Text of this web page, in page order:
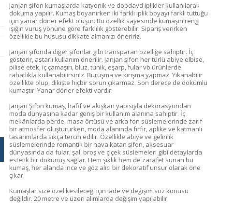
Janjan şifon kumaşlarda katyonik ve dopdayd iplikler kullanılarak
dokuma yapılır. Kumaş boyanırken iki farklı iplik boyayı farklı tuttuğu
için yanar döner efekt oluşur. Bu özellik sayesinde kumaşın rengi
ışığın vuruş yönüne göre farklılık gösterebilir. Sipariş verirken
özellikle bu hususu dikkate almanızı öneririz.
Janjan şifonda diğer şifonlar gibi transparan özelliğe sahiptir. İç
gösterir, astarlı kullanım önerilir. Janjan şifon her türlü abiye elbise,
pilise etek, iç çamaşırı, bluz, tunik, eşarp, fular vb ürünlerde
rahatlıkla kullanabilirsiniz. Buruşma ve kırışma yapmaz. Yıkanabilir
özellikte olup, dikişte hiçbir sorun çıkarmaz. Son derece de dökümlü
kumaştır. Yanar döner efekti vardır.
Janjan Şifon kumaş, hafif ve akışkan yapısıyla dekorasyondan
moda dünyasına kadar geniş bir kullanım alanına sahiptir. İç
mekânlarda perde, masa örtüsü ve arka fon süslemelerinde zarif
bir atmosfer oluştururken, moda alanında fırfır, aplike ve katmanlı
tasarımlarda sıkça tercih edilir. Özellikle abiye ve gelinlik
süslemelerinde romantik bir hava katan şifon, aksesuar
dünyasında da fular, şal, broş ve çiçek süslemeleri gibi detaylarda
estetik bir dokunuş sağlar. Hem şıklık hem de zarafet sunan bu
kumaş, her alanda ince ve göz alıcı bir dekoratif unsur olarak öne
çıkar.
Kumaşlar size özel kesileceği için iade ve değişim söz konusu
değildir. 20 metre ve üzeri alımlarda değişim yapılabilir.